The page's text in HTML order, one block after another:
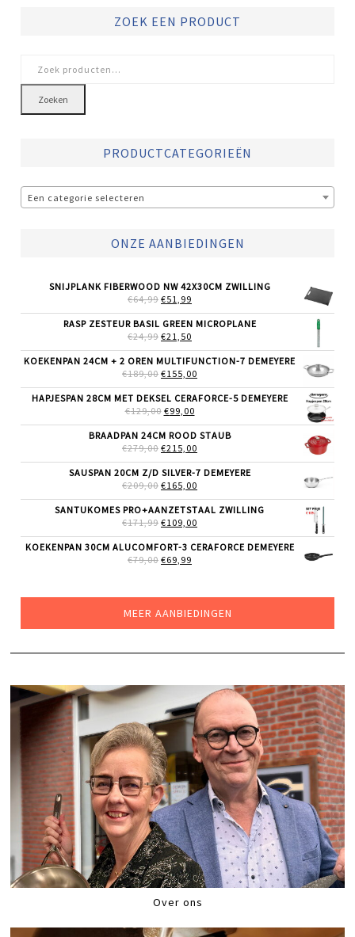
ZOEK EEN PRODUCT
naar:
Zoeken
PRODUCTCATEGORIEËN
Een categorie selecteren
ONZE AANBIEDINGEN
SNIJPLANK FIBERWOOD NW 42X30CM ZWILLING
€64,99 OORSPRONKELIJKE
WAS:
€64,99.
€51,99
IS:
RASP ZESTEUR BASIL GREEN MICROPLANE
€24,99 OORSPRONKELIJKE
WAS:
€24,99.
€21,50
IS:
€21,50.
KOEKENPAN 24CM + 2 OREN MULTIFUNCTION-7 DEMEYERE
€189,00 OORSPRONKELIJKE
WAS:
€189,00.
€155,00
IS:
HAPJESPAN 28CM MET DEKSEL CERAFORCE-5 DEMEYERE
€129,00 OORSPRONKELIJKE
WAS:
€129,00.
€99,00HUIDIGE
IS:
€99,00.
BRAADPAN 24CM ROOD STAUB
€279,00 OORSPRONKELIJKE
WAS:
€279,00.
€215,00
IS:
SAUSPAN 20CM Z/D SILVER-7 DEMEYERE
€209,00 OORSPRONKELIJKE
WAS:
€209,00.
€165,00
IS:
SANTUKOMES PRO+AANZETSTAAL ZWILLING
€171,99 OORSPRONKELIJKE
WAS:
€171,99.
€109,00
IS:
KOEKENPAN 30CM ALUCOMFORT-3 CERAFORCE DEMEYERE
€79,00 OORSPRONKELIJKE
€69,99
MEER AANBIEDINGEN
Over ons